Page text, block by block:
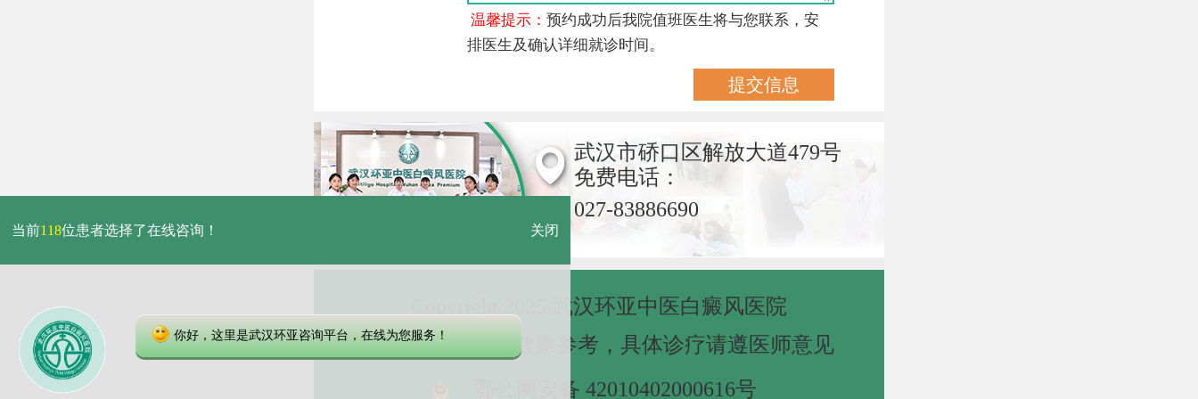
温馨提示：预约成功后我院值班医生将与您联系，安
排医生及确认详细就诊时间。
武汉市硚口区解放大道479号
免费电话：
027-83886690
Copyright 2025 武汉环亚中医白癜风医院
本网站信息仅做健康参考，具体诊疗请遵医师意见
鄂公网安备 42010402000616号
当前118位患者选择了在线咨询！ 关闭
你好，这里是武汉环亚咨询平台，在线为您服务！